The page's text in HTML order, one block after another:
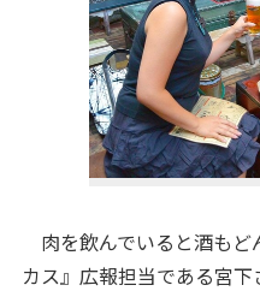
肉を飲んでいると酒もど
カス』広報担当である宮